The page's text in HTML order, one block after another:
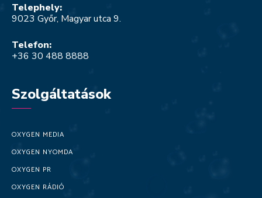
Telephely:
9023 Győr, Magyar utca 9.
Telefon:
+36 30 488 8888
Szolgáltatások
OXYGEN MEDIA
OXYGEN NYOMDA
OXYGEN PR
OXYGEN RÁDIÓ